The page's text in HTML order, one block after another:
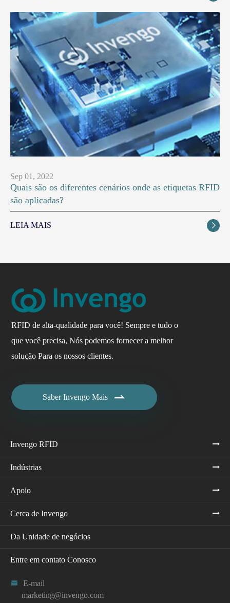
Sep 01, 2022
Quais são os diferentes cenários onde as etiquetas RFID
são aplicadas?
LEIA MAIS 
RFID de alta-qualidade para você! Sempre e tudo o
que você precisa, Nós podemos fornecer a melhor
solução Para os nossos clientes.
Saber Invengo Mais 
Invengo RFID
Indústrias
Apoio
Cerca de Invengo
Da Unidade de negócios
Entre em contato Conosco

E-mail
marketing@invengo.com